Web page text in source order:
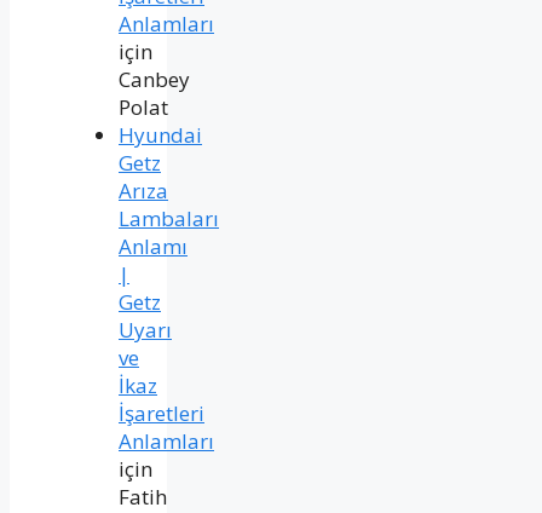
Anlamları
için
Canbey
Polat
Hyundai
Getz
Arıza
Lambaları
Anlamı
|
Getz
Uyarı
ve
İkaz
İşaretleri
Anlamları
için
Fatih